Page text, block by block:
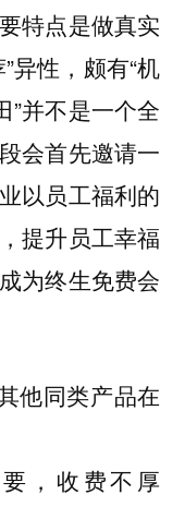
特点是做真实
异性，颇有“机
”并不是一个全
会首先邀请一
以员工福利的
提升员工幸福
为终生免费会
他同类产品在
，收费不厚